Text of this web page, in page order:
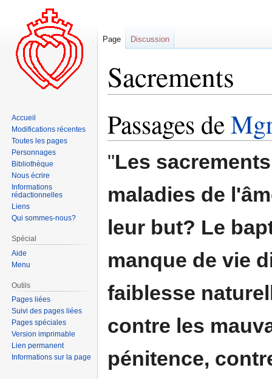
Sacrements
la
navigation
la
recherche
Passages de
"Les sacrements
maladies de
leur but? Le
manque de vie
faiblesse
contre les
pénitence,
Page Discussion
Accueil
Modifications récentes
Toutes les pages
Personnages
Bibliothèque
Nous écrire
Informations
rédactionnelles
Liens
Qui sommes-nous?
Spécial
Aide
Menu
Outils
Pages liées
Suivi des pages liées
Pages spéciales
Version imprimable
Lien permanent
Informations sur la page